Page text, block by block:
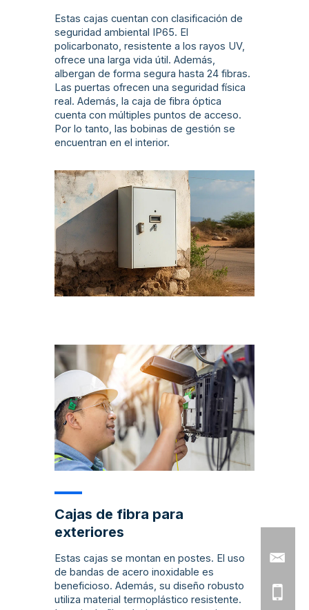
Estas cajas cuentan con clasificación de
seguridad ambiental IP65. El
policarbonato, resistente a los rayos UV,
ofrece una larga vida útil. Además,
albergan de forma segura hasta 24 fibras.
Las puertas ofrecen una seguridad física
real. Además, la caja de fibra óptica
cuenta con múltiples puntos de acceso.
Por lo tanto, las bobinas de gestión se
encuentran en el interior.
Cajas de fibra para
exteriores
Estas cajas se montan en postes. El uso
de bandas de acero inoxidable es
beneficioso. Además, su diseño robusto
utiliza material termoplástico resistente.